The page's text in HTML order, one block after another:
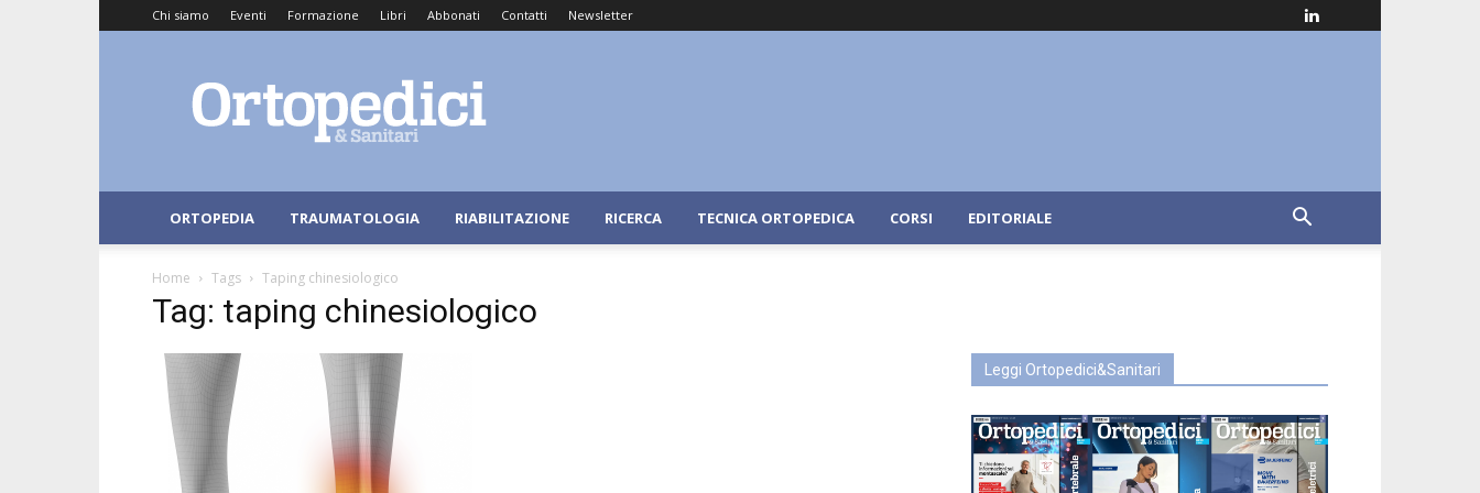
Chi siamo Eventi Formazione Libri Abbonati Contatti Newsletter
e
Sanitari
ORTOPEDIA TRAUMATOLOGIA RIABILITAZIONE RICERCA TECNICA ORTOPEDICA CORSI EDITORIALE
Home Tags Taping chinesiologico
Tag: taping chinesiologico
Leggi Ortopedici&Sanitari